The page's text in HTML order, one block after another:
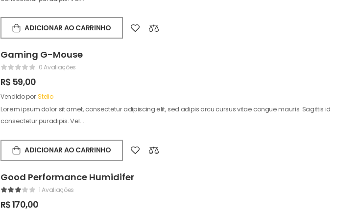
ADICIONAR AO CARRINHO
Gaming G-Mouse
0 Avaliações
R$ 59,00
Vendido por:Stelio
Lorem ipsum dolor sit amet, consectetur adipiscing elit, sed adipis arcu cursus vitae congue mauris. Sagittis id
consectetur puradipis. Vel…
ADICIONAR AO CARRINHO
Good Performance Humidifer
1 Avaliações
R$170,00